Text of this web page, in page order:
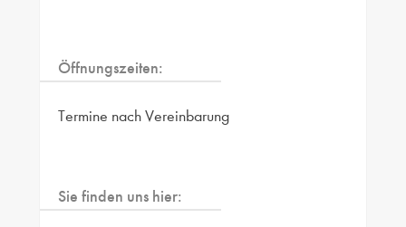
Öffnungszeiten:
Termine nach Vereinbarung
Sie finden uns hier: